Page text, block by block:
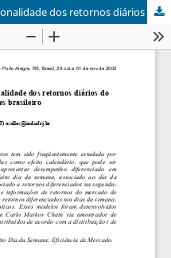
Evidências adicionais sobre a sazonalidade dos retornos diários do mercado de ações brasileiro